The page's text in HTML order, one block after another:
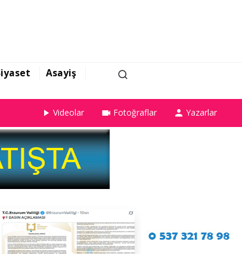
Asayiş
Videolar Fotoğraflar Yazarlar